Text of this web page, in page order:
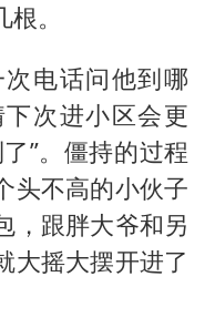
。
电话问他到哪
次进小区会更
”。僵持的过程
头不高的小伙子
，跟胖大爷和另
大摇大摆开进了